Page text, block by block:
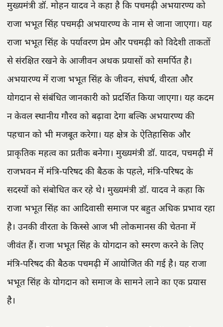
मुख्यमंत्री डॉ. मोहन यादव ने कहा है कि पचमढ़ी अभयारण्य को
राजा भभूत सिंह पचमढ़ी अभयारण्य के नाम से जाना जाएगा। यह
राजा भभूत सिंह के पर्यावरण प्रेम और पचमढ़ी को विदेशी ताकतों
से संरक्षित रखने के आजीवन अथक प्रयासों को समर्पित है।
अभयारण्य में राजा भभूत सिंह के जीवन, संघर्ष, वीरता और
योगदान से संबंधित जानकारी को प्रदर्शित किया जाएगा। यह कदम
न केवल स्थानीय गौरव को बढ़ावा देगा बल्कि अभयारण्य की
पहचान को भी मजबूत करेगा। यह क्षेत्र के ऐतिहासिक और
प्राकृतिक महत्व का प्रतीक बनेगा। मुख्यमंत्री डॉ. यादव, पचमढ़ी में
राजभवन में मंत्रि-परिषद की बैठक के पहले, मंत्रि-परिषद के
सदस्यों को संबोधित कर रहे थे। मुख्यमंत्री डॉ. यादव ने कहा कि
राजा भभूत सिंह का आदिवासी समाज पर बहुत अधिक प्रभाव रहा
है। उनकी वीरता के किस्से आज भी लोकमानस की चेतना में
जीवंत हैं। राजा भभूत सिंह के योगदान को स्मरण करने के लिए
मंत्रि-परिषद की बैठक पचमढ़ी में आयोजित की गई है। यह राजा
भभूत सिंह के योगदान को समाज के सामने लाने का एक प्रयास
है।